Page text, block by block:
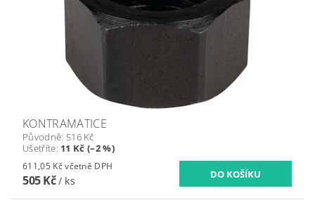
KONTRAMATICE
Původně: 516 Kč
Ušetříte: 11 Kč (–2 %)
611,05 Kč včetně DPH
505 Kč/ ks